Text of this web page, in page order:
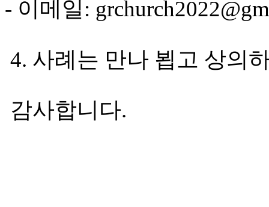
구
부
- 이메일:
4. 사례는 만나 뵙고 상의
감사합니다.